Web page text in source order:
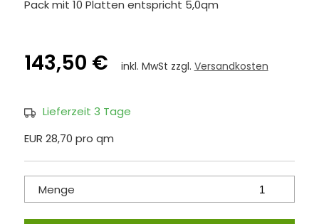
Pack mit 10 Platten entspricht 5,0qm
143,50 € inkl. MwSt zzgl. Versandkosten
Lieferzeit 3 Tage
EUR 28,70 pro qm
Menge